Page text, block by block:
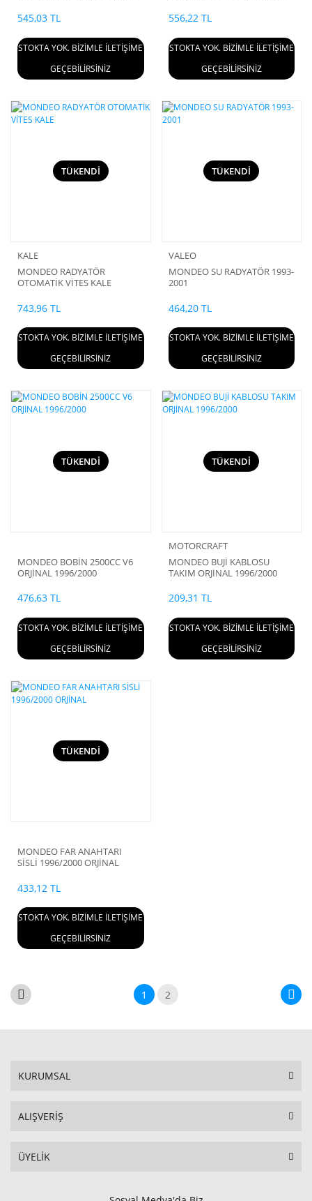
545,03 TL
STOKTA YOK. BİZİMLE İLETİŞİME
GEÇEBİLİRSİNİZ
556,22 TL
STOKTA YOK. BİZİMLE İLETİŞİME
GEÇEBİLİRSİNİZ
TÜKENDİ
KALE
MONDEO RADYATÖR
OTOMATİK VİTES KALE
743,96 TL
STOKTA YOK. BİZİMLE İLETİŞİME
GEÇEBİLİRSİNİZ
TÜKENDİ
VALEO
MONDEO SU RADYATÖR 1993-
2001
464,20 TL
STOKTA YOK. BİZİMLE İLETİŞİME
GEÇEBİLİRSİNİZ
TÜKENDİ
MONDEO BOBİN 2500CC V6
ORJİNAL 1996/2000
476,63 TL
STOKTA YOK. BİZİMLE İLETİŞİME
GEÇEBİLİRSİNİZ
TÜKENDİ
MOTORCRAFT
MONDEO BUJİ KABLOSU
TAKIM ORJİNAL 1996/2000
209,31 TL
STOKTA YOK. BİZİMLE İLETİŞİME
GEÇEBİLİRSİNİZ
TÜKENDİ
MONDEO FAR ANAHTARI
SİSLİ 1996/2000 ORJİNAL
433,12 TL
STOKTA YOK. BİZİMLE İLETİŞİME
GEÇEBİLİRSİNİZ
1 2
KURUMSAL
ALIŞVERİŞ
ÜYELİK